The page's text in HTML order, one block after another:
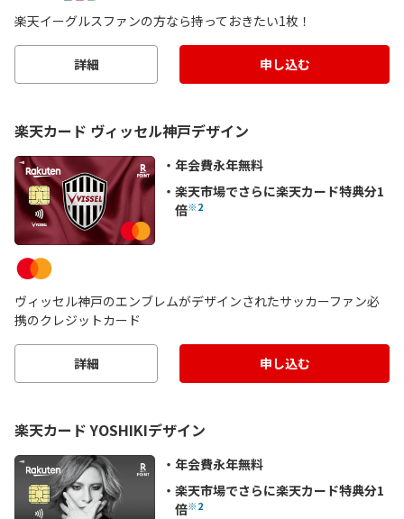
楽天イーグルスファンの方なら持っておきたい1枚！
詳細 申し込む
楽天カード ヴィッセル神戸デザイン
年会費永年無料
楽天市場でさらに楽天カード特典分1
倍※2
ヴィッセル神戸のエンブレムがデザインされたサッカーファン必
携のクレジットカード
詳細 申し込む
楽天カード YOSHIKIデザイン
年会費永年無料
楽天市場でさらに楽天カード特典分1
倍※2